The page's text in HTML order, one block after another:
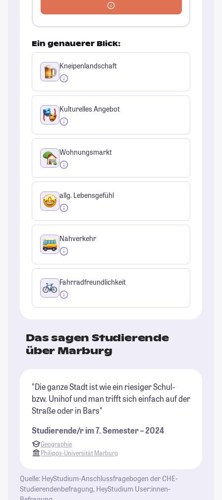
Ein genauerer Blick:
Kneipenlandschaft
Kulturelles Angebot
Wohnungsmarkt
allg. Lebensgefühl
Nahverkehr
Fahrradfreundlichkeit
Das sagen Studierende
über Marburg
"Die ganze Stadt ist wie ein riesiger Schul-
bzw. Unihof und man trifft sich einfach auf der
Straße oder in Bars"
Studierende/r im 7. Semester – 2024
Geographie
Philipps-Universität Marburg
Quelle: HeyStudium-Anschlussfragebogen der CHE-
Studierendenbefragung, HeyStudium User:innen-